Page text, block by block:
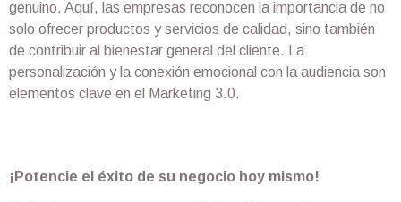
genuino. Aquí, las empresas reconocen la importancia de no
solo ofrecer productos y servicios de calidad, sino también
de contribuir al bienestar general del cliente. La
personalización y la conexión emocional con la audiencia son
elementos clave en el Marketing 3.0.
¡Potencie el éxito de su negocio hoy mismo!